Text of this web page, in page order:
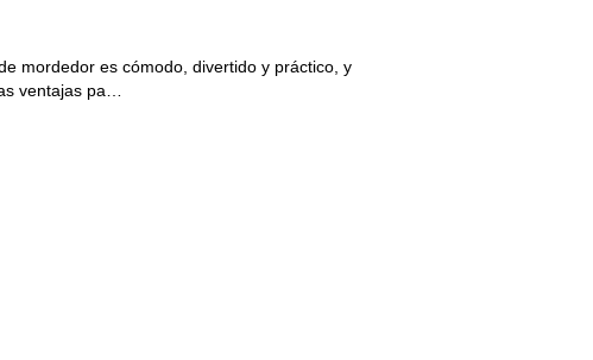
mordedor es cómodo, divertido y práctico, y
ventajas pa…